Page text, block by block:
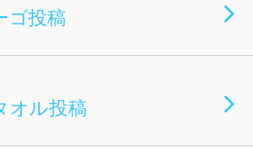
ゴ投稿
オル投稿